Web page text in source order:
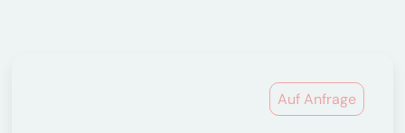
Auf Anfrage